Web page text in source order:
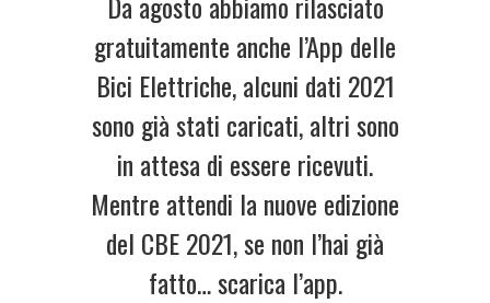
gratuitamente anche l’App delle
Bici Elettriche, alcuni dati 2021
sono già stati caricati, altri sono
in attesa di essere ricevuti.
Mentre attendi la nuove edizione
del CBE 2021, se non l’hai già
fatto… scarica l’app.